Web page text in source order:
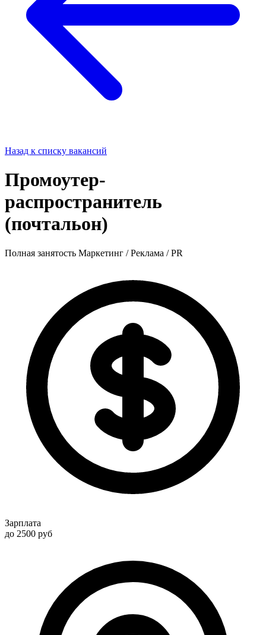
Назад к списку вакансий
Промоутер-
распространитель
(почтальон)
Полная занятость Маркетинг / Реклама / PR
Зарплата
до 2500 руб